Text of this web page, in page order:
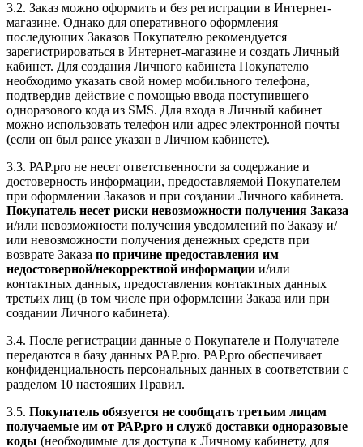
3.2. Заказ можно оформить и без регистрации в Интернет-
магазине. Однако для оперативного оформления
последующих Заказов Покупателю рекомендуется
зарегистрироваться в Интернет-магазине и создать Личный
кабинет. Для создания Личного кабинета Покупателю
необходимо указать свой номер мобильного телефона,
подтвердив действие с помощью ввода поступившего
одноразового кода из SMS. Для входа в Личный кабинет
можно использовать телефон или адрес электронной почты
(если он был ранее указан в Личном кабинете).
3.3. РАР.pro не несет ответственности за содержание и
достоверность информации, предоставляемой Покупателем
при оформлении Заказов и при создании Личного кабинета.
Покупатель несет риски невозможности получения Заказа
и/или невозможности получения уведомлений по Заказу и/
или невозможности получения денежных средств при
возврате Заказа по причине предоставления им
недостоверной/некорректной информации и/или
контактных данных, предоставления контактных данных
третьих лиц (в том числе при оформлении Заказа или при
создании Личного кабинета).
3.4. После регистрации данные о Покупателе и Получателе
передаются в базу данных РАР.pro. РАР.pro обеспечивает
конфиденциальность персональных данных в соответствии с
разделом 10 настоящих Правил.
3.5. Покупатель обязуется не сообщать третьим лицам
получаемые им от РАР.pro и служб доставки одноразовые
коды (необходимые для доступа к Личному кабинету, для